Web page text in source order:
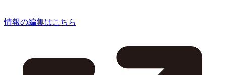
情報の編集はこちら